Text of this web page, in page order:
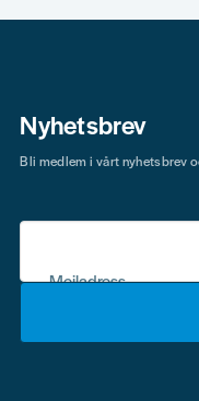
Nyhetsbrev
Mejladress
Bli medlem i vårt nyhetsbrev